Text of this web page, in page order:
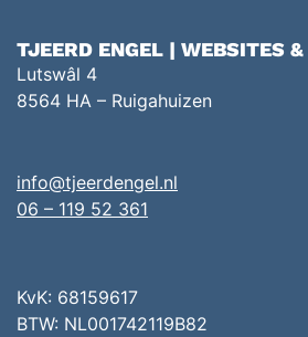
TJEERD ENGEL | WEBSITES &
Lutswâl 4
8564 HA – Ruigahuizen
info@tjeerdengel.nl
06 – 119 52 361
KvK: 68159617
BTW: NL001742119B82